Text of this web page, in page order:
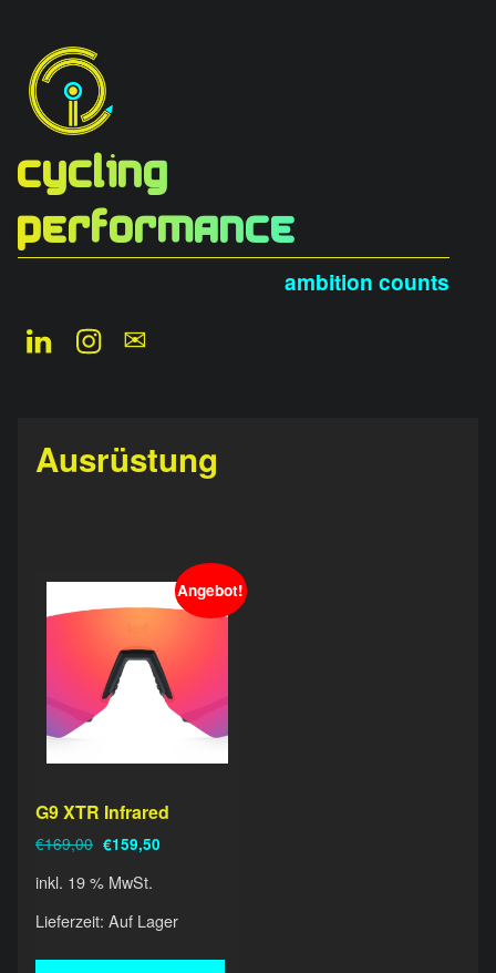
Cycling
Performance
ambition counts
Ausrüstung
Angebot!
G9 XTR Infrared
€169,00 Ursprünglicher Preis war: €169,00
€159,50
inkl. 19 % MwSt.
Lieferzeit: Auf Lager